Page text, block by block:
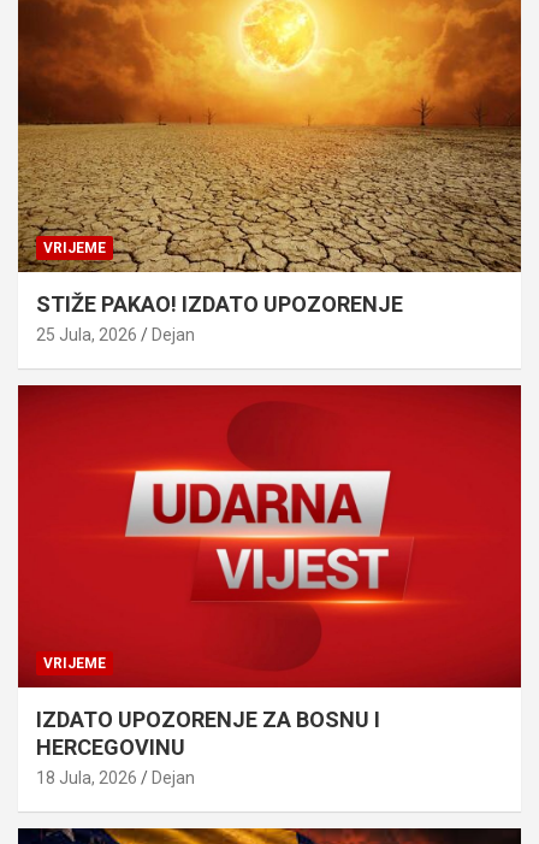
VRIJEME
STIŽE PAKAO! IZDATO UPOZORENJE
25 Jula, 2026 Dejan
VRIJEME
IZDATO UPOZORENJE ZA BOSNU I
HERCEGOVINU
18 Jula, 2026 Dejan